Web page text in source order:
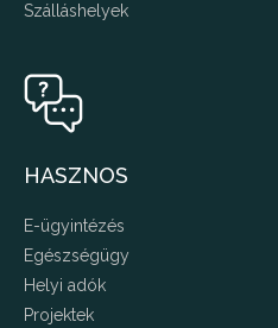
Szálláshelyek
HASZNOS
E-ügyintézés
Egészségügy
Helyi adók
Projektek